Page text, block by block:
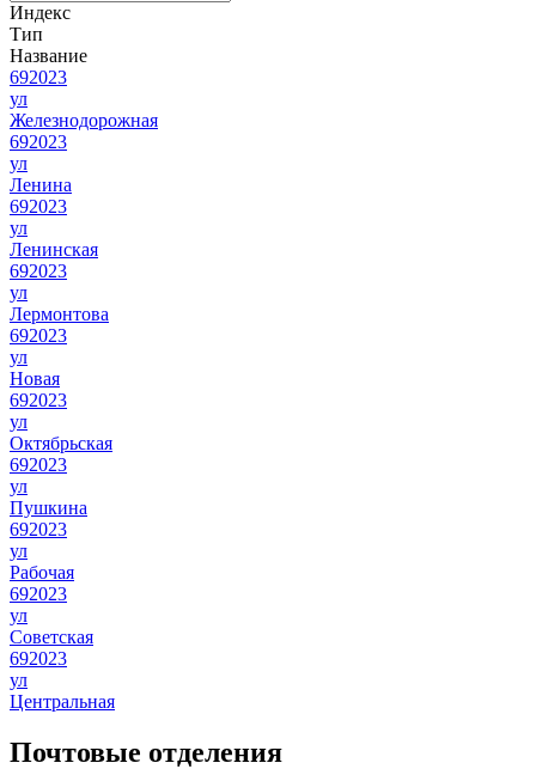
Индекс
Тип
Название
692023
ул
Железнодорожная
692023
ул
Ленина
692023
ул
Ленинская
692023
ул
Лермонтова
692023
ул
Новая
692023
ул
Октябрьская
692023
ул
Пушкина
692023
ул
Рабочая
692023
ул
Советская
692023
ул
Центральная
Почтовые отделения